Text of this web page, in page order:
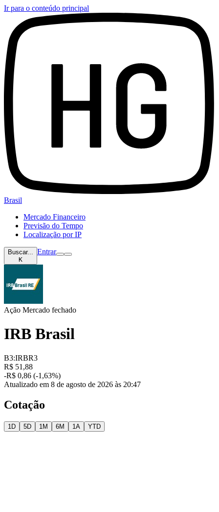
Ir para o conteúdo principal
Brasil
Mercado Financeiro
Previsão do Tempo
Localização por IP
Buscar...
K
Entrar
Ação Mercado fechado
IRB Brasil
B3:IRBR3
R$ 51,88
-R$ 0,86 (-1,63%)
Atualizado em 8 de agosto de 2026 às 20:47
Cotação
1D 5D 1M 6M 1A YTD